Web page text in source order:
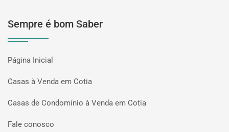
Sempre é bom Saber
Página Inicial
Casas à Venda em Cotia
Casas de Condomínio à Venda em Cotia
Fale conosco